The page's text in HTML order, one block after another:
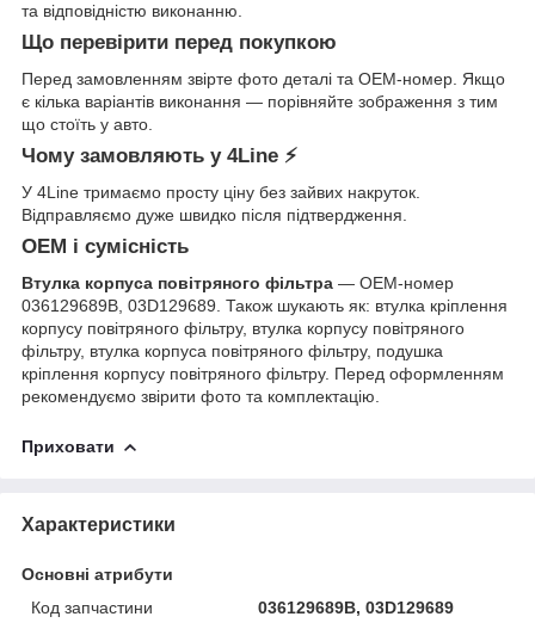
та відповідністю виконанню.
Що перевірити перед покупкою
Перед замовленням звірте фото деталі та OEM-номер. Якщо
є кілька варіантів виконання — порівняйте зображення з тим
що стоїть у авто.
Чому замовляють у 4Line ⚡
У 4Line тримаємо просту ціну без зайвих накруток.
Відправляємо дуже швидко після підтвердження.
OEM і сумісність
Втулка корпуса повітряного фільтра — OEM-номер
036129689B, 03D129689. Також шукають як: втулка кріплення
корпусу повітряного фільтру, втулка корпусу повітряного
фільтру, втулка корпуса повітряного фільтру, подушка
кріплення корпусу повітряного фільтру. Перед оформленням
рекомендуємо звірити фото та комплектацію.
Приховати
Характеристики
Основні атрибути
Код запчастини
036129689B, 03D129689